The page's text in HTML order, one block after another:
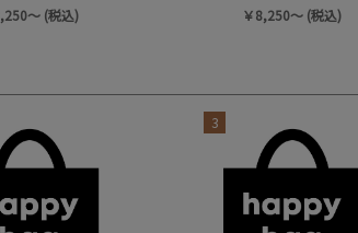
～ (税込) ￥8,250～ (税込)
3